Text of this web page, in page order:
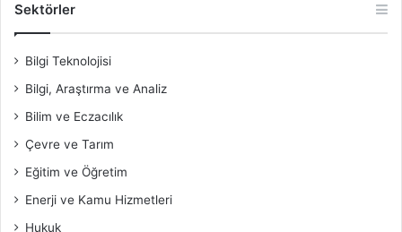
Sektörler
Bilgi Teknolojisi
Bilgi, Araştırma ve Analiz
Bilim ve Eczacılık
Çevre ve Tarım
Eğitim ve Öğretim
Enerji ve Kamu Hizmetleri
Hukuk